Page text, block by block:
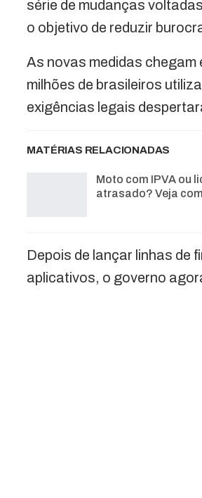
série de mudanças
o objetivo de reduzir
As novas medidas chegam
milhões de brasileiros
exigências legais
MATÉRIAS RELACIONADAS
Moto com IPVA ou
atrasado? Veja
Depois de lançar linhas de
aplicativos, o governo